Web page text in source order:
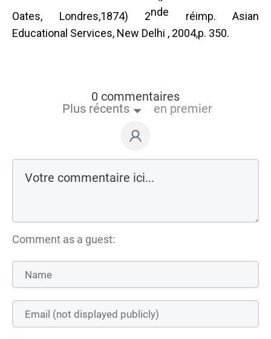
Oates, Londres,1874) 2nde réimp. Asian
Educational Services, New Delhi , 2004,p. 350.
0 commentaires
Plus récents
en premier
Comment as a guest: